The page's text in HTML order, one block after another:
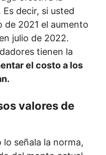
decir, si usted
2021 el aumento
julio de 2022.
tienen la
el costo a los
valores de
lo señala la norma,